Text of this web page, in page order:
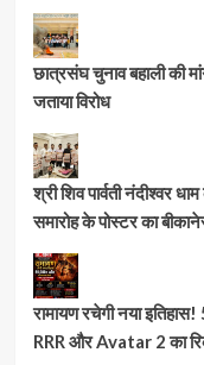
छात्रसंघ चुनाव बहाली की
जताया विरोध
श्री शिव पार्वती नंदीश्वर
समारोह के पोस्टर का
रामायण रचेगी नया
RRR और Avatar 2 का